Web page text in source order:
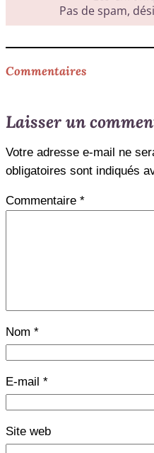
Commentaires
Laisser un
Votre adresse e-mail ne
obligatoires sont indiqués
Commentaire *
Nom *
E-mail *
Site web